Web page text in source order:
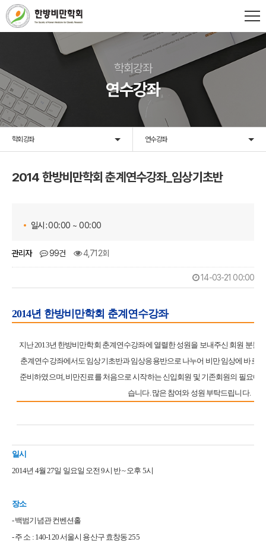
학회강좌
연수강좌
학회강좌 연수강좌
2014 한방비만학회 춘계연수강좌_임상기초반
일시 :00:00 ~ 00:00
관리자 99건 4,712회
14-03-21 00:00
2014년 한방비만학회 춘계연수강좌
지난 2013년 한방비만학회 춘계연수강좌에 열렬한 성원을 보내주신 회원 분들
춘계연수강좌에서도 임상기초반과 임상응용반으로 나누어 비만 임상에 바로
준비하였으며, 비만진료를 처음으로 시작하는 신입회원 및 기존회원의 필요에
습니다. 많은 참여와 성원 부탁드립니다.
일시
2014년 4월 27일 일요일 오전 9시 반 ~ 오후 5시
장소
- 백범기념관 컨벤션홀
- 주 소 : 140-120 서울시 용산구 효창동 255